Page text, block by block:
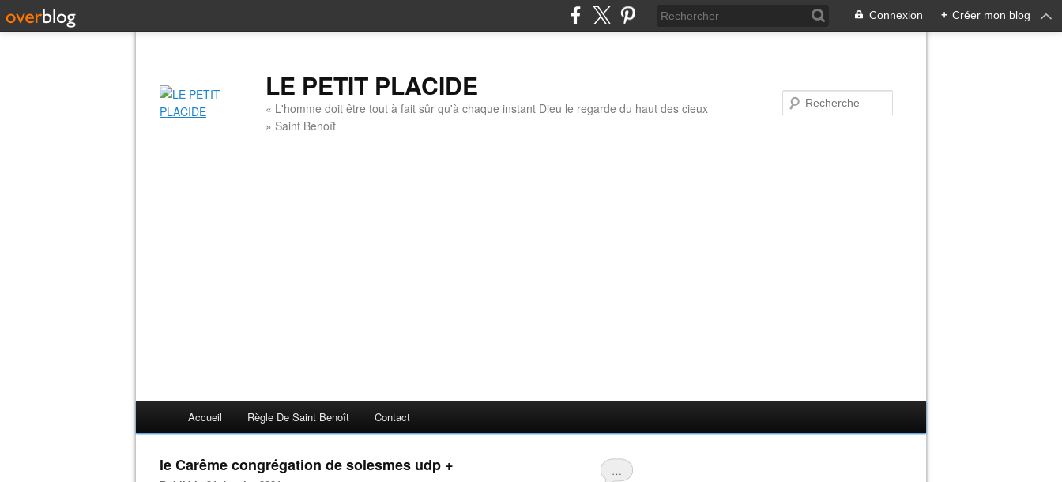
Connexion + Créer mon blog
LE PETIT PLACIDE
« L'homme doit être tout à fait sûr qu'à chaque instant Dieu le regarde du haut des cieux
» Saint Benoît
Accueil Règle De Saint Benoît Contact
…
le Carême congrégation de solesmes udp +